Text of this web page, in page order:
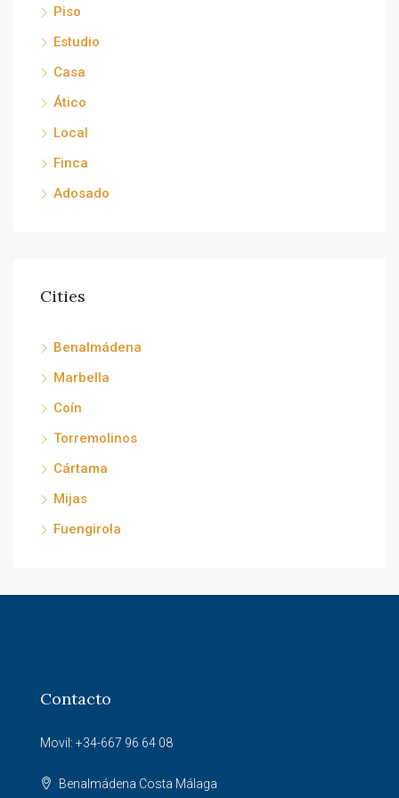
Piso
Estudio
Casa
Ático
Local
Finca
Adosado
Cities
Benalmádena
Marbella
Coín
Torremolinos
Cártama
Mijas
Fuengirola
Contacto
Movil: +34-667 96 64 08
Benalmádena Costa Málaga